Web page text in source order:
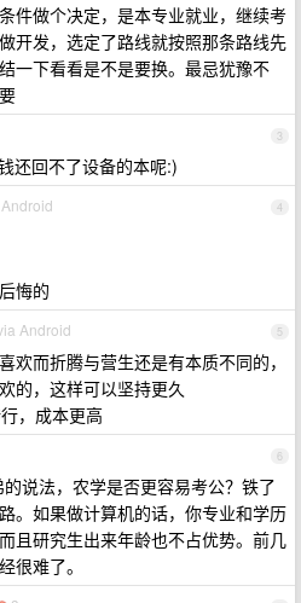
件做个决定，是本专业就业，继续考
开发，选定了路线就按照那条路线先
一下看看是不是要换。最忌犹豫不
3
还回不了设备的本呢:)
4
悔的
5
Android
欢而折腾与营生还是有本质不同的，
的，这样可以坚持更久
，成本更高
6
说法，农学是否更容易考公？铁了
。如果做计算机的话，你专业和学历
且研究生出来年龄也不占优势。前几
很难了。